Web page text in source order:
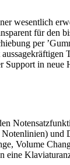
wesentlich
für den
per
in neue
Volume
eine